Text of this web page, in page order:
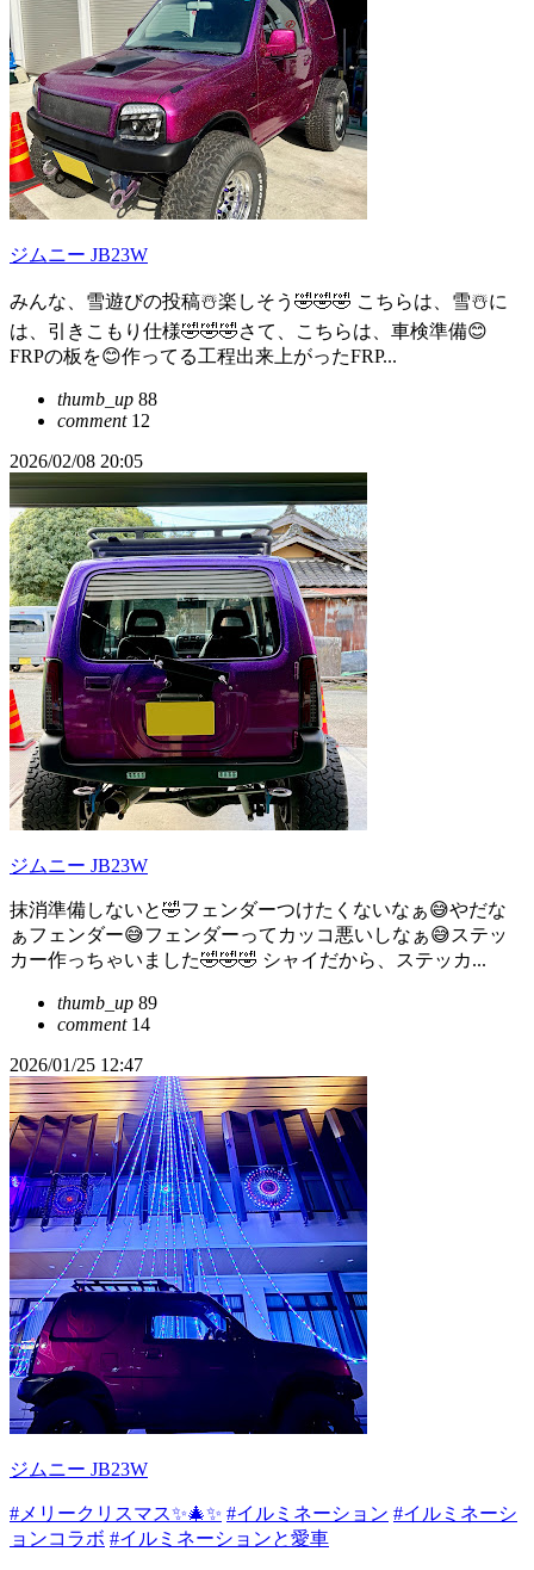
ジムニー JB23W
みんな、雪遊びの投稿☃️楽しそう🤣🤣🤣 こちらは、雪☃️に
は、引きこもり仕様🤣🤣🤣さて、こちらは、車検準備😊
FRPの板を😊作ってる工程出来上がったFRP...
thumb_up 88
comment12
2026/02/08 20:05
ジムニー JB23W
抹消準備しないと🤣フェンダーつけたくないなぁ😅やだな
ぁフェンダー😅フェンダーってカッコ悪いしなぁ😅ステッ
カー作っちゃいました🤣🤣🤣 シャイだから、ステッカ...
thumb_up 89
comment14
2026/01/25 12:47
ジムニー JB23W
#メリークリスマス✨🎄✨ #イルミネーション #イルミネーシ
ョンコラボ #イルミネーションと愛車